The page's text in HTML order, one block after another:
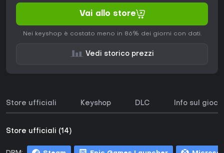
Vai allo store
Nei keyshop è costato meno in 86% dei giorni con dati.
Vedi storico prezzi
Store ufficiali Keyshop DLC Info sul gioco
Store ufficiali (14)